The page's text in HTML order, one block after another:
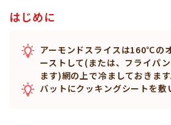
はじめに
アーモンドスライスは160℃の
ーストして(または、フライパ
ます)網の上で冷ましておきます
バットにクッキングシートを敷